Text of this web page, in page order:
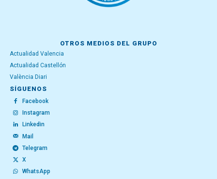
OTROS MEDIOS DEL GRUPO
Actualidad Valencia
Actualidad Castellón
València Diari
SÍGUENOS
Facebook
Instagram
Linkedin
Mail
Telegram
X
WhatsApp